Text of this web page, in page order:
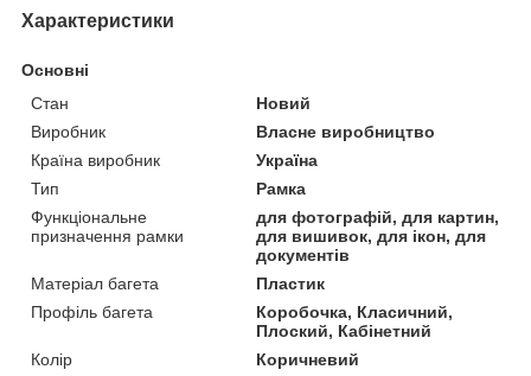
Характеристики
Основні
Стан
Новий
Виробник
Власне виробництво
Країна виробник
Україна
Тип
Рамка
Функціональне
призначення рамки
для фотографій, для картин,
для вишивок, для ікон, для
документів
Матеріал багета
Пластик
Профіль багета
Коробочка, Класичний,
Плоский, Кабінетний
Колір
Коричневий